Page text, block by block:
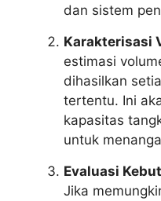
dan sistem
Karakterisasi
estimasi
dihasilkan
tertentu. Ini
kapasitas
untuk
Evaluasi
Jika